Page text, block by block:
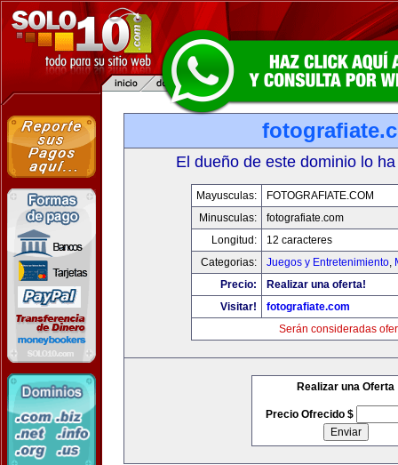
El dueño de este dominio lo
Mayusculas:
FOTOGRAFIATE.COM
Minusculas:
fotografiate.com
Longitud:
12 caracteres
Categorias:
Juegos y Entretenimiento,
Precio:
Realizar una oferta!
Visitar!
fotografiate.com
Serán consideradas
Realizar una Oferta
Precio Ofrecido $